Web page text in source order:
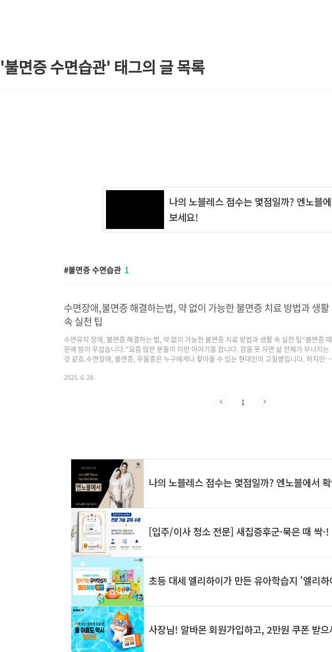
'불면증 수면습관' 태그의 글 목록
불면증 수면습관 1
수면장애,불면증 해결하는법, 약 없이 가능한 불면증 치료 방법과 생활
속 실천 팁
수면유지 장애, 불면증 해결하는 법, 약 없이 가능한 불면증 치료 방법과 생활 속 실천 팁“불면증 때
문에 밤이 무섭습니다.”요즘 많은 분들이 이런 이야기를 합니다. 잠을 못 자면 삶 전체가 무너지는
것 같죠.수면장애, 불면증, 우울증은 누구에게나 찾아올 수 있는 현대인의 고질병입니다. 하지만
능한 불면증 치료, 불면증 완화를 위한 수면 습관을 전문의 조언과 함께 정리해 드립니다.수면장애.
벽에 일찍 깨는 증상이 3주 이상 반복될 경우 **만성 불면증**으로 진단됩니다. 그 원인은 스트레
2025. 6. 28.
1